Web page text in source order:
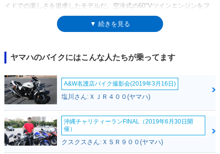
イドでの楽しさを追求したモデルだ。空冷式の60°Vツインエンジンをフ
レームにリジットマウントし、心地よいパルス感をライダーに伝えた。
ABS搭載モデルやリザーバータンクを備えるリアサスを採用したRスペッ
（13L）した。また、この年からABSは標準装備となった。2020年モデル
からは、ヘッドライトにポジションランプが追加された。※2020年モデ
ルをもってラインナップから外れた（Rスペックには2021年モデルが設定
された）。
▼ 続きを見る
ヤマハのバイクにはこんな人たちが乗ってます
A&W名護店バイク撮影会(2019年3月16日)
塩川さん:ＸＪＲ４００(ヤマハ)
沖縄チャリティーランFINAL（2019年6月30日開
催）
クスクスさん:ＸＳＲ９００(ヤマハ)